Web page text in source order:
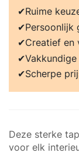
Ruime
Persoonlijk
Creatief en
Scherpe
Deze sterke
voor elk